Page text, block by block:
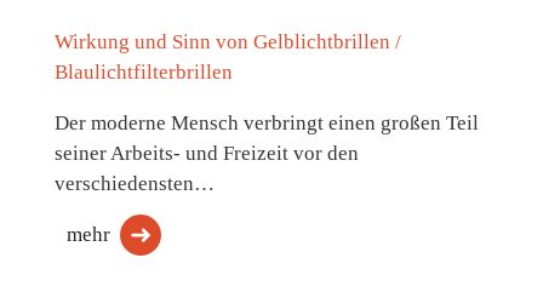
Wirkung und Sinn von Gelblichtbrillen /
Blaulichtfilterbrillen
Der moderne Mensch verbringt einen großen Teil
seiner Arbeits- und Freizeit vor den
verschiedensten…
mehr